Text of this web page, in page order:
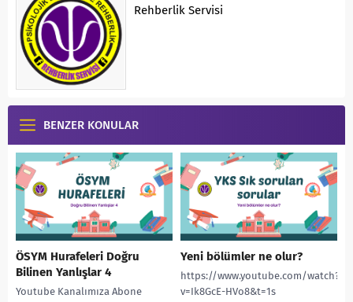
Rehberlik Servisi
BENZER KONULAR
ÖSYM Hurafeleri Doğru
Bilinen Yanlışlar 4
Youtube Kanalımıza Abone
Yeni bölümler ne olur?
https://www.youtube.com/watch?
v=Ik8GcE-HVo8&t=1s